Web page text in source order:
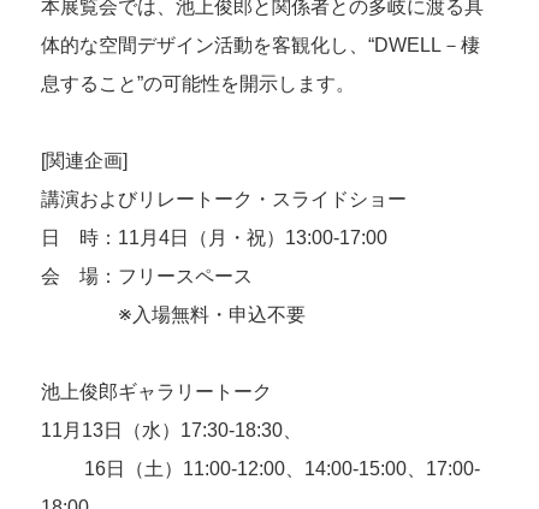
本展覧会では、池上俊郎と関係者との多岐に渡る具
体的な空間デザイン活動を客観化し、“DWELL－棲
息すること”の可能性を開示します。
[関連企画]
講演およびリレートーク・スライドショー
日 時：11月4日（月・祝）13:00-17:00
会 場：フリースペース
※入場無料・申込不要
池上俊郎ギャラリートーク
11月13日（水）17:30-18:30、
16日（土）11:00-12:00、14:00-15:00、17:00-